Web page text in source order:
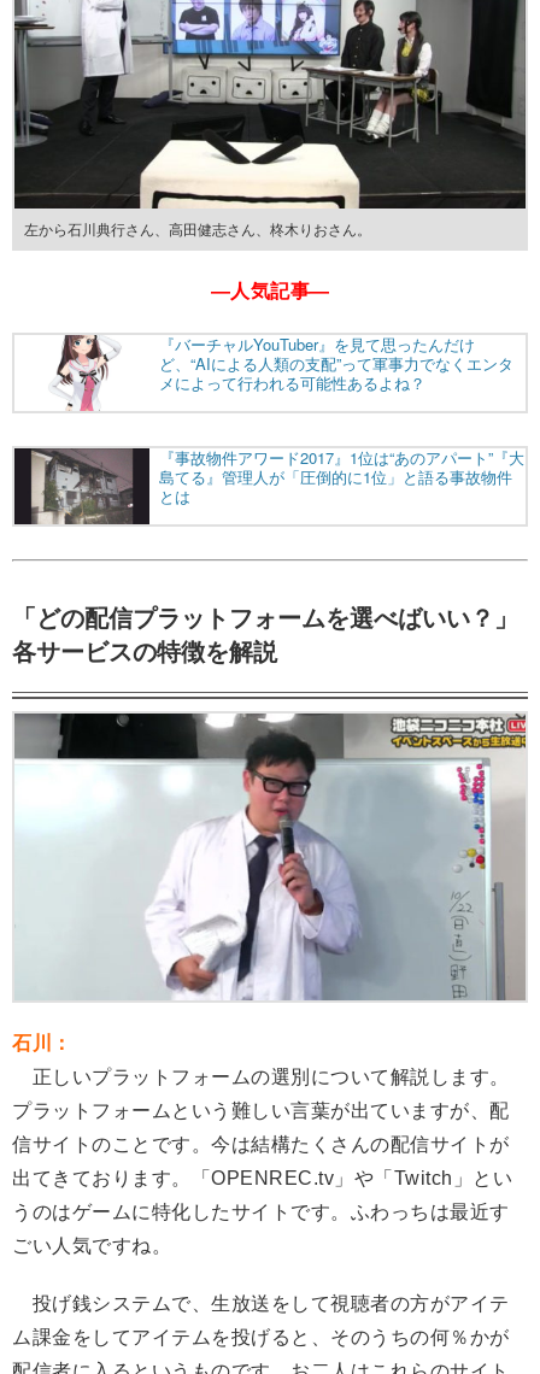
左から石川典行さん、高田健志さん、柊木りおさん。
―人気記事―
「どの配信プラットフォームを選べばいい？」
各サービスの特徴を解説
石川：
正しいプラットフォームの選別について解説します。
プラットフォームという難しい言葉が出ていますが、配
信サイトのことです。今は結構たくさんの配信サイトが
出てきております。「OPENREC.tv」や「Twitch」とい
うのはゲームに特化したサイトです。ふわっちは最近す
ごい人気ですね。
投げ銭システムで、生放送をして視聴者の方がアイテ
ム課金をしてアイテムを投げると、そのうちの何％かが